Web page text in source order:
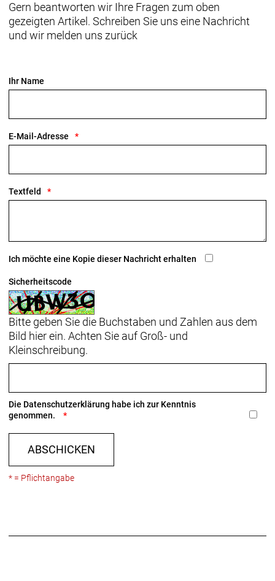
Gern beantworten wir Ihre Fragen zum oben
gezeigten Artikel. Schreiben Sie uns eine Nachricht
und wir melden uns zurück
Ihr Name
E-Mail-Adresse
Textfeld
Ich möchte eine Kopie dieser Nachricht erhalten
Sicherheitscode
Bitte geben Sie die Buchstaben und Zahlen aus dem
Bild hier ein. Achten Sie auf Groß- und
Kleinschreibung.
Die Datenschutzerklärung habe ich zur Kenntnis
genommen.
ABSCHICKEN
* = Pflichtangabe